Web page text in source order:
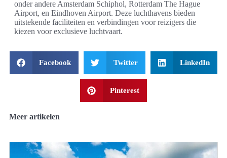
onder andere Amsterdam Schiphol, Rotterdam The Hague
Airport, en Eindhoven Airport. Deze luchthavens bieden
uitstekende faciliteiten en verbindingen voor reizigers die
kiezen voor exclusieve luchtvaart.
Facebook Twitter LinkedIn
Pinterest
Meer artikelen